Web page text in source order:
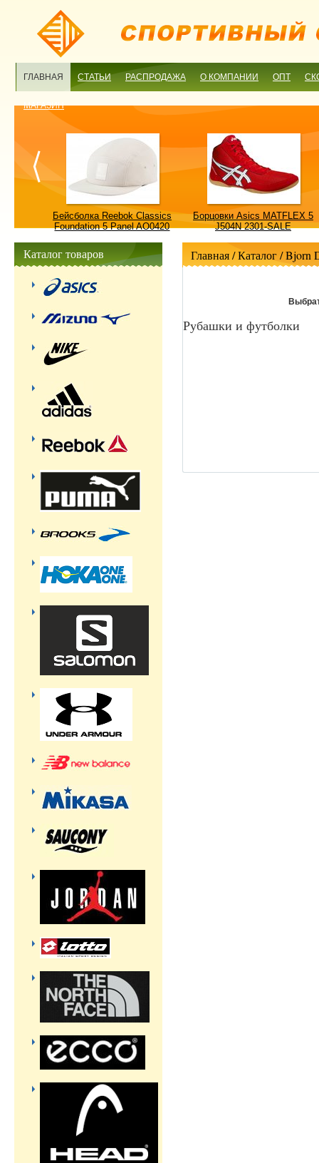
ГЛАВНАЯ СТАТЬИ РАСПРОДАЖА О КОМПАНИИ ОПТ
МАГАЗИН
Бейсболка Reebok Classics
Foundation 5 Panel AO0420
Борцовки Asics MATFLEX 5
J504N 2301-SALE
Главная/ Каталог /Bjorn
Рубашки и футболки
Каталог товаров